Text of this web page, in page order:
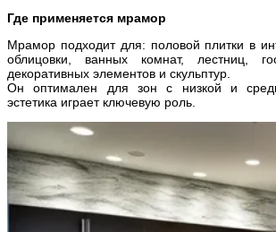
Где применяется мрамор
Мрамор подходит для: половой плитки в
облицовки, ванных комнат, лестниц,
декоративных элементов и скульптур.
Он оптимален для зон с низкой и
эстетика играет ключевую роль.